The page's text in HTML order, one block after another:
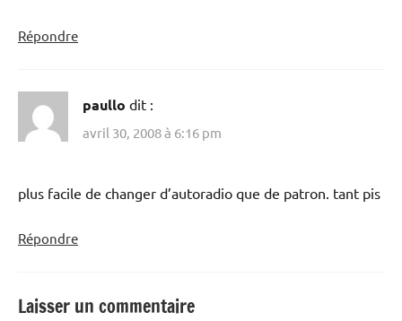
Répondre
paullo dit :
avril 30, 2008 à 6:16 pm
plus facile de changer d’autoradio que de patron. tant pis
Répondre
Laisser un commentaire